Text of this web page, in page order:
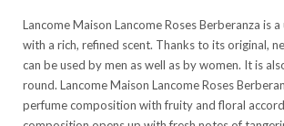
Lancome Maison Lancome Roses Berberanza is
with a rich, refined scent. Thanks to its original,
can be used by men as well as by women. It is
round. Lancome Maison Lancome Roses
perfume composition with fruity and floral